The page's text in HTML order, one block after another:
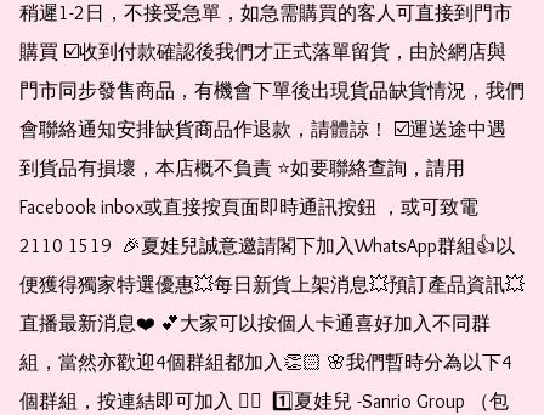
稍遲1-2日，不接受急單，如急需購買的客人可直接到門市
購買 ☑️收到付款確認後我們才正式落單留貨，由於網店與
門市同步發售商品，有機會下單後出現貨品缺貨情況，我們
會聯絡通知安排缺貨商品作退款，請體諒！ ☑️運送途中遇
到貨品有損壞，本店概不負責 ⭐️如要聯絡查詢，請用
Facebook inbox或直接按頁面即時通訊按鈕 ，或可致電
2110 1519  🎉夏娃兒誠意邀請閣下加入WhatsApp群組👍以
便獲得獨家特選優惠💥每日新貨上架消息💥預訂產品資訊💥
直播最新消息❤️ 💕大家可以按個人卡通喜好加入不同群
組，當然亦歡迎4個群組都加入👏🏻 🌸我們暫時分為以下4
個群組，按連結即可加入 👇🏻  1️⃣夏娃兒 -Sanrio Group （包